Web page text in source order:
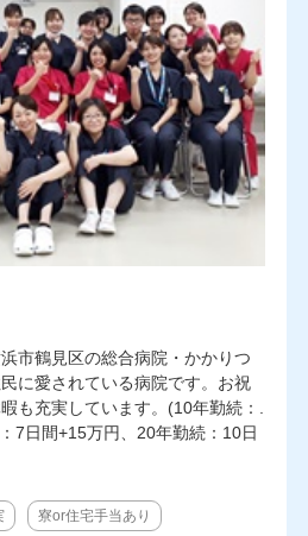
市鶴見区の総合病院・かかりつ
に愛されている病院です。お祝
も充実しています。(10年勤続：.
7日間+15万円、20年勤続：10日
寮or住宅手当あり